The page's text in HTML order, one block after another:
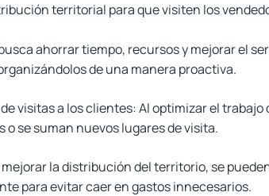
territorial para que visiten los
ahorrar tiempo, recursos y mejorar el
de una manera proactiva.
visitas a los clientes:Al optimizar el trabajo
se suman nuevos lugares de visita.
mejorar la distribución del territorio, se
para evitar caer en gastos innecesarios.